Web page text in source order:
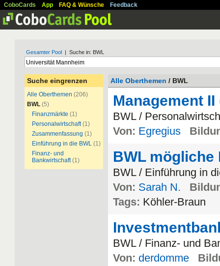
CoboCards App FAQ & Wünsche Feedback
Gesamter Pool | Suche in: BWL
Suche eingrenzen
Alle Oberthemen (206)
BWL (5)
Finanzmärkte (1)
Personalwirtschaft (1)
Zusammenfassung (1)
Einführung in die BWL (1)
Finanz- und
Bankwirtschaft (1)
Alle Oberthemen / BWL
Management II
BWL /
Von: Egregius
BWL
BWL / Einführung in
Von: Sarah N.
Tags: Köhler-Braun
BWL / Finanz- und
Von: derdomme